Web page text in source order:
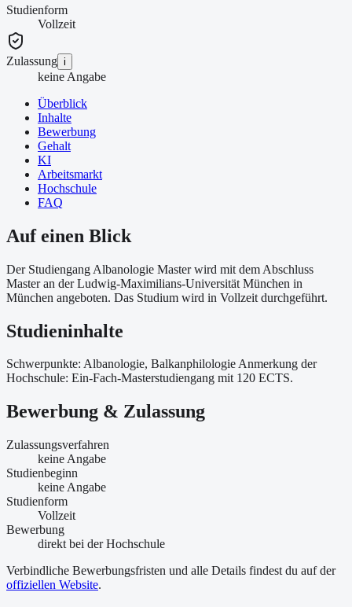
Studienform
Vollzeit
Zulassung i
keine Angabe
Überblick
Inhalte
Bewerbung
Gehalt
KI
Arbeitsmarkt
Hochschule
FAQ
Auf einen Blick
Der Studiengang Albanologie Master wird mit dem Abschluss
Master an der Ludwig-Maximilians-Universität München in
München angeboten. Das Studium wird in Vollzeit durchgeführt.
Studieninhalte
Schwerpunkte: Albanologie, Balkanphilologie Anmerkung der
Hochschule: Ein-Fach-Masterstudiengang mit 120 ECTS.
Bewerbung & Zulassung
Zulassungsverfahren
keine Angabe
Studienbeginn
keine Angabe
Studienform
Vollzeit
Bewerbung
direkt bei der Hochschule
Verbindliche Bewerbungsfristen und alle Details findest du auf der
offiziellen Website.